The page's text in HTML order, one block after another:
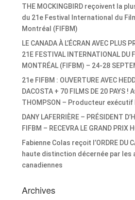
THE MOCKINGBIRD reçoivent la
du 21e Festival International du
Montréal (FIFBM)
LE CANADA À L’ÉCRAN AVEC PLUS
21E FESTIVAL INTERNATIONAL DU
MONTRÉAL (FIFBM) – 24-28
21e FIFBM : OUVERTURE AVEC
DACOSTA + 70 FILMS DE 20 PAYS !
THOMPSON – Producteur exécutif
DANY LAFERRIÈRE – PRÉSIDENT
FIFBM – RECEVRA LE GRAND PRIX
Fabienne Colas reçoit l’ORDRE DU
haute distinction décernée par les
canadiennes
Archives